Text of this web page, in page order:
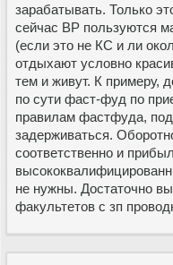
зарабатывать. Только
сейчас ВР пользуются
(если это не КС и ли
отдыхают условно
тем и живут. К примеру,
по сути фаст-фуд по
правилам фастфуда,
задерживаться.
соответственно и
не нужны. Достаточно
факультетов с зп